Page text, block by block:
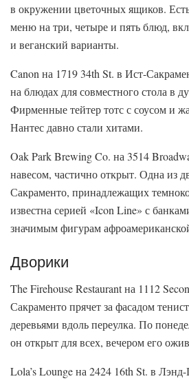
в окружении цветочных ящиков.
меню на три, четыре и пять блюд,
и веганский варианты.
Canon на 1719 34th St. в Ист-
на блюдах для совместного стола в
Фирменные тейтер тотс с соусом и
Нантес давно стали хитами.
Oak Park Brewing Co. на 3514
навесом, частично открыт. Одна из
Сакраменто, принадлежащих
известна серией «Icon Line» с
значимым фигурам
Дворики
The Firehouse Restaurant на 1112
Сакраменто прячет за фасадом
деревьями вдоль переулка. По
он открыт для всех, вечером его
Lola’s Lounge на 2424 16th St. в